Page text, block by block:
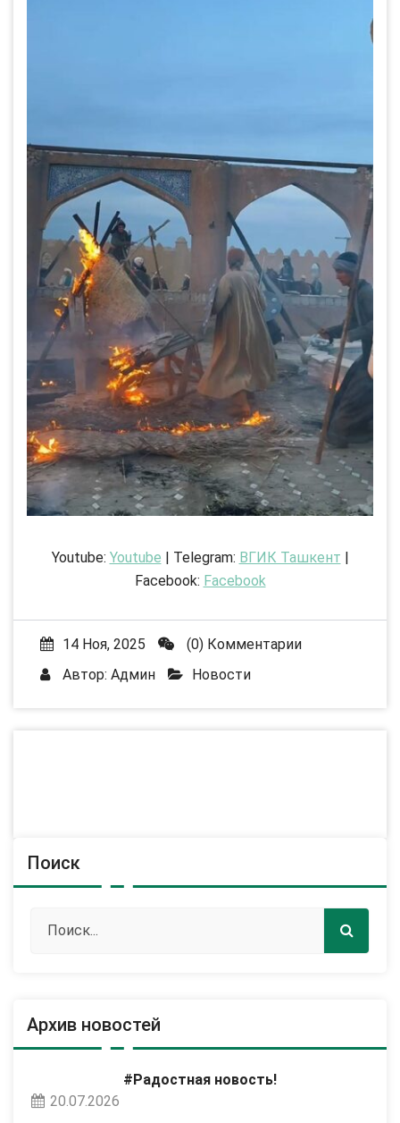
Youtube: Youtube | Telegram: ВГИК Ташкент |
Facebook: Facebook
14 Ноя, 2025
(0) Комментарии
Автор: Админ Новости
Поиск
Архив новостей
#Радостная новость!
20.07.2026